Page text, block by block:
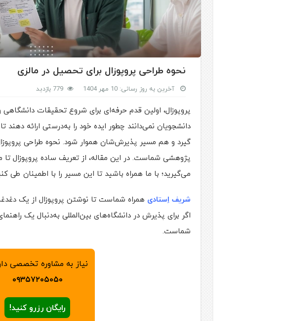
نحوه طراحی پروپوزال برای تحصیل در مالزی
آخرین به روز رسانی: 10 مهر 1404 779 بازدید
پروپوزال، اولین قدم حرفه‌ای برای شروع تحقیقات
دانشجویان نمی‌دانند چطور ایده‌ خود را به‌درستی ارائه دهند
گیرد و هم مسیر پذیرش‌شان هموار شود. نحوه طراحی
پژوهشی شماست. در این مقاله، از تعریف ساده پروپوزال تا
می‌گیرید؛ با ما همراه باشید تا این مسیر را با اطمینان طی
شریف اِستادی همراه شماست تا نوشتن پروپوزال از یک
اگر برای پذیرش در دانشگاه‌های بین‌المللی به‌دنبال یک
شماست.
نیاز به مشاوره تخصصی
۰۹۳۵۷۲۰۵۰۵۰
رایگان رزرو کنید!